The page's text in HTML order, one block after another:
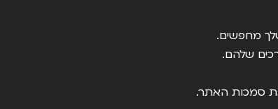
מחפשים.
שלהם.
את סמכות האתר.